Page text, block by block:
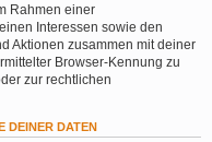
Rahmen einer
Interessen sowie den
Aktionen zusammen mit deiner
Browser-Kennung zu
zur rechtlichen
DEINER DATEN